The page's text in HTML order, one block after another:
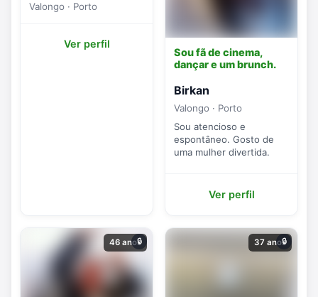
Valongo · Porto
Ver perfil
Sou fã de cinema,
dançar e um brunch.
Birkan
Valongo · Porto
Sou atencioso e
espontâneo. Gosto de
uma mulher divertida.
Ver perfil
46 anos
🔒 37 anos
🔒